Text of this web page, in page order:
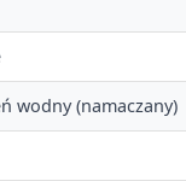
wodny (namaczany)